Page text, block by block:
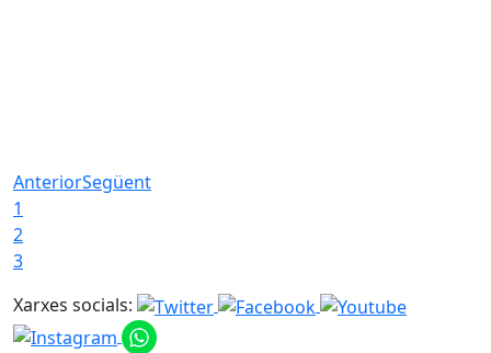
AnteriorSegüent
1
2
3
Xarxes socials: